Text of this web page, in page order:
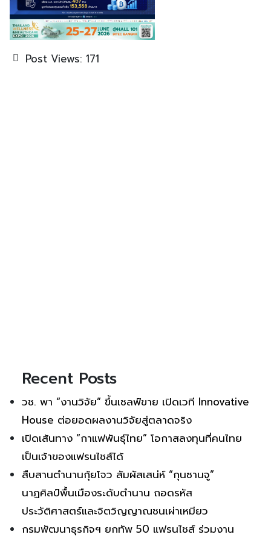
Post Views: 171
Recent Posts
วช. พา “งานวิจัย” ขึ้นเชลฟ์ขาย เปิดเวที Innovative
House ต่อยอดผลงานวิจัยสู่ตลาดจริง
เปิดเส้นทาง “กาแฟพันธุ์ไทย” โอกาสลงทุนที่คนไทย
เป็นเจ้าของแฟรนไชส์ได้
สืบสานตำนานกุ้ยโจว สัมผัสเสน่ห์ “กุนซานจู”
นาฏศิลป์พื้นเมืองระดับตำนาน ถอดรหัส
ประวัติศาสตร์และจิตวิญญาณชนเผ่าเหมียว
กรมพัฒนาธุรกิจฯ ยกทัพ 50 แฟรนไชส์ ร่วมงาน